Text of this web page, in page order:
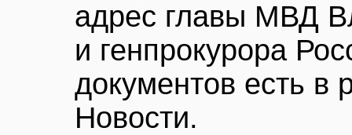
адрес главы МВД
и генпрокурора
документов есть
Новости.